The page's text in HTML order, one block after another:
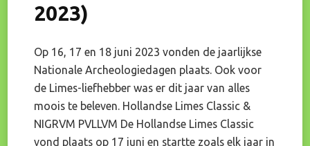
2023)
Op 16, 17 en 18 juni 2023 vonden de jaarlijkse
Nationale Archeologiedagen plaats. Ook voor
de Limes-liefhebber was er dit jaar van alles
moois te beleven. Hollandse Limes Classic &
NIGRVM PVLLVM De Hollandse Limes Classic
vond plaats op 17 juni en startte zoals elk jaar in